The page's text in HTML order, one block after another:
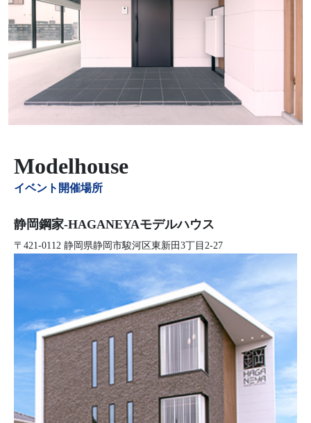
Modelhouse
イベント開催場所
静岡鋼家-HAGANEYAモデルハウス
〒421-0112 静岡県静岡市駿河区東新田3丁目2-27